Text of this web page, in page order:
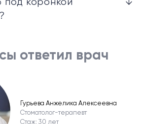
под коронкой
↓
ответил врач
Гурьева Анжелика Алексеевна
Стоматолог-терапевт
Стаж: 30 лет